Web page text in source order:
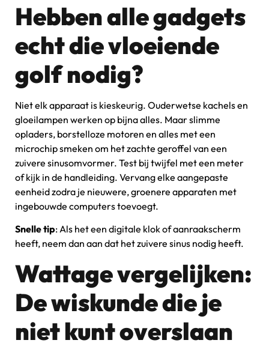
Hebben alle gadgets
echt die vloeiende
golf nodig?
Niet elk apparaat is kieskeurig. Ouderwetse kachels en
gloeilampen werken op bijna alles. Maar slimme
opladers, borstelloze motoren en alles met een
microchip smeken om het zachte geroffel van een
zuivere sinusomvormer. Test bij twijfel met een meter
of kijk in de handleiding. Vervang elke aangepaste
eenheid zodra je nieuwere, groenere apparaten met
ingebouwde computers toevoegt.
Snelle tip: Als het een digitale klok of aanraakscherm
heeft, neem dan aan dat het zuivere sinus nodig heeft.
Wattage vergelijken:
De wiskunde die je
niet kunt overslaan